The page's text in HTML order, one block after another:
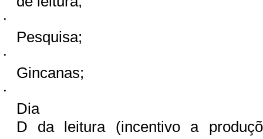
·
Pesquisa;
·
Gincanas;
·
Dia
D da leitura (incentivo a